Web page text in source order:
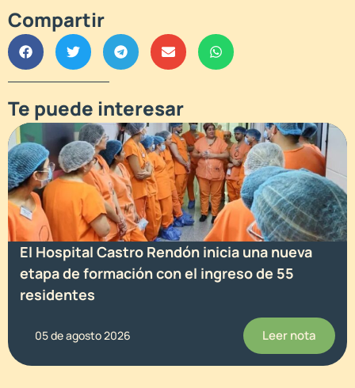
Compartir
Te puede interesar
El Hospital Castro Rendón inicia una nueva
etapa de formación con el ingreso de 55
residentes
05 de agosto 2026 Leer nota